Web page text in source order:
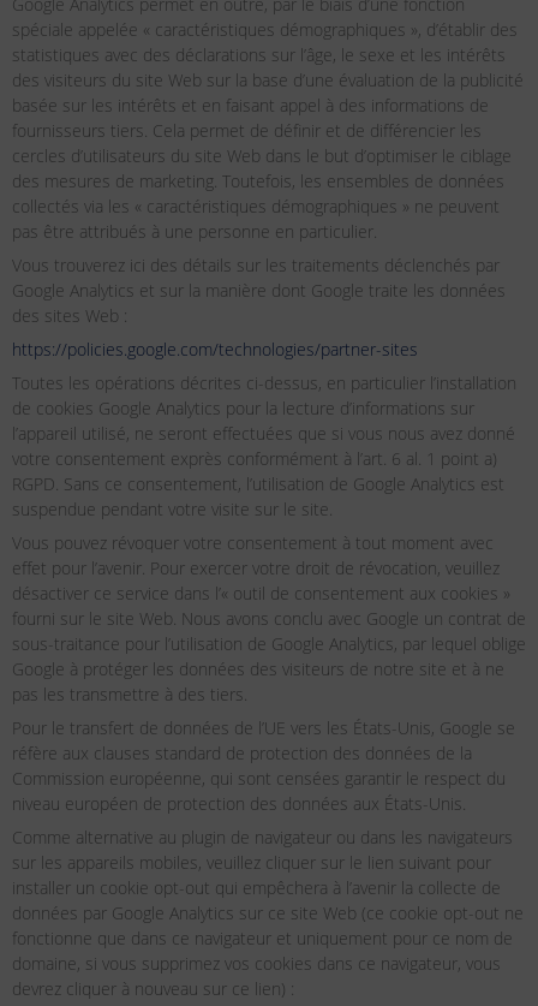
spéciale appelée « caractéristiques démographiques », d’établir des
statistiques avec des déclarations sur l’âge, le sexe et les intérêts
des visiteurs du site Web sur la base d’une évaluation de la publicité
basée sur les intérêts et en faisant appel à des informations de
fournisseurs tiers. Cela permet de définir et de différencier les
cercles d’utilisateurs du site Web dans le but d’optimiser le ciblage
des mesures de marketing. Toutefois, les ensembles de données
collectés via les « caractéristiques démographiques » ne peuvent
pas être attribués à une personne en particulier.
Vous trouverez ici des détails sur les traitements déclenchés par
Google Analytics et sur la manière dont Google traite les données
des sites Web :
https://policies.google.com/technologies/partner-sites
Toutes les opérations décrites ci-dessus, en particulier l’installation
de cookies Google Analytics pour la lecture d’informations sur
l’appareil utilisé, ne seront effectuées que si vous nous avez donné
votre consentement exprès conformément à l’art. 6 al. 1 point a)
RGPD. Sans ce consentement, l’utilisation de Google Analytics est
suspendue pendant votre visite sur le site.
Vous pouvez révoquer votre consentement à tout moment avec
effet pour l’avenir. Pour exercer votre droit de révocation, veuillez
désactiver ce service dans l’« outil de consentement aux cookies »
fourni sur le site Web. Nous avons conclu avec Google un contrat de
sous-traitance pour l’utilisation de Google Analytics, par lequel oblige
Google à protéger les données des visiteurs de notre site et à ne
pas les transmettre à des tiers.
Pour le transfert de données de l’UE vers les États-Unis, Google se
réfère aux clauses standard de protection des données de la
Commission européenne, qui sont censées garantir le respect du
niveau européen de protection des données aux États-Unis.
Comme alternative au plugin de navigateur ou dans les navigateurs
sur les appareils mobiles, veuillez cliquer sur le lien suivant pour
installer un cookie opt-out qui empêchera à l’avenir la collecte de
données par Google Analytics sur ce site Web (ce cookie opt-out ne
fonctionne que dans ce navigateur et uniquement pour ce nom de
domaine, si vous supprimez vos cookies dans ce navigateur, vous
devrez cliquer à nouveau sur ce lien) :